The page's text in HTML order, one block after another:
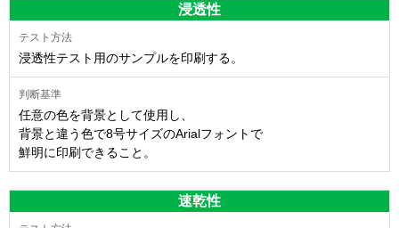
浸透性
浸透性テスト用のサンプルを印刷する。
任意の色を背景として使用し、
背景と違う色で8号サイズのArialフォントで
鮮明に印刷できること。
速乾性